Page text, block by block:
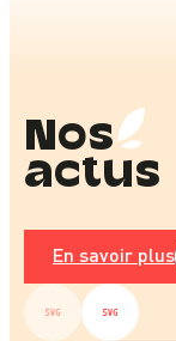
Nos
actus
En savoir plus